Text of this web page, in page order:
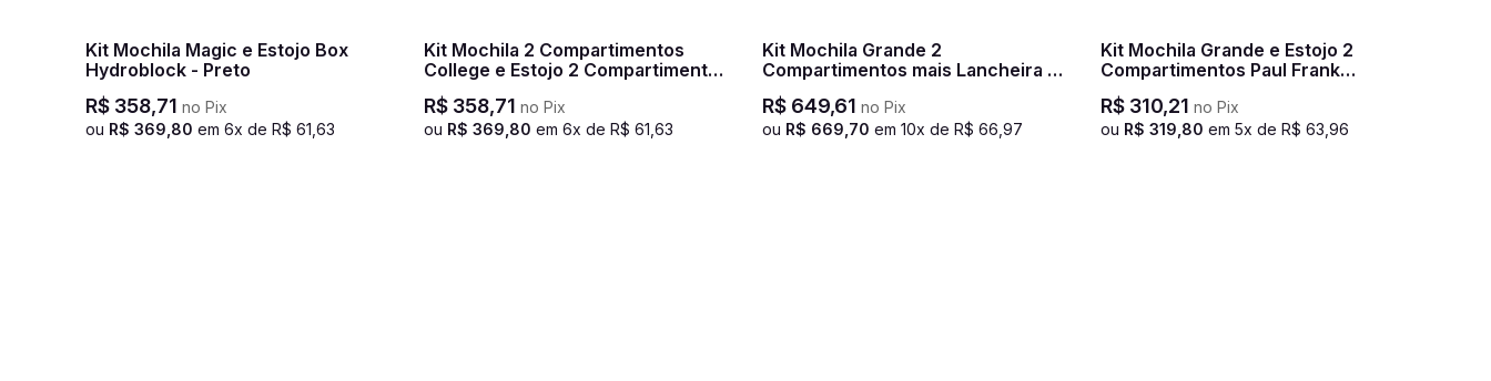
Kit Mochila Magic e Estojo Box
Hydroblock - Preto
R$ 358,71 no Pix
ou R$ 369,80 em 6x de R$ 61,63
Kit Mochila 2 Compartimentos
College e Estojo 2 Compartimentos
Hydroblock - Preto
R$ 358,71 no Pix
ou R$ 369,80 em 6x de R$ 61,63
Kit Mochila Grande 2
Compartimentos mais Lancheira 2
Compartimentos e Estojo Box
Especial Paul Frank T03 - Cereja
R$ 649,61 no Pix
ou R$ 669,70 em 10x de R$ 66,97
Kit Mochila Grande e Estojo 2
Compartimentos Paul Frank
Authentic - Laranja
R$ 310,21 no Pix
ou R$ 319,80 em 5x de R$ 63,96